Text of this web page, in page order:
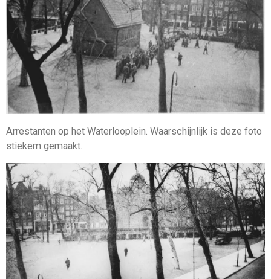
Arrestanten op het Waterlooplein. Waarschijnlijk is deze foto
stiekem gemaakt.